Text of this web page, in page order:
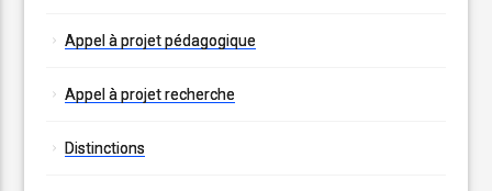
Appel à projet pédagogique
Appel à projet recherche
Distinctions